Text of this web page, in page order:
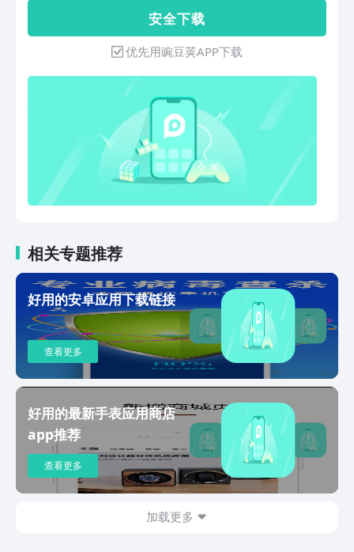
不会玩？看看神评就会了！多维度的应用
集，再也不怕找不到你想要的应用了！高
质量的专栏，每周三都有福利，威风堂堂
的应用汇你喜欢么？及时回复的小编君，
分分钟收录你想要的，爱我你怕了吗！
安 全 下 载
优先用豌豆荚APP下载
相关专题推荐
好用的安卓应用下载链接
查看更多
好用的最新手表应用商店
app推荐
查看更多
加载更多